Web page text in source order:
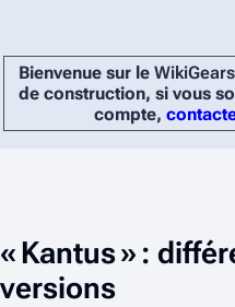
Bienvenue sur le WikiGears
de construction, si vous
compte,
« Kantus » :
versions